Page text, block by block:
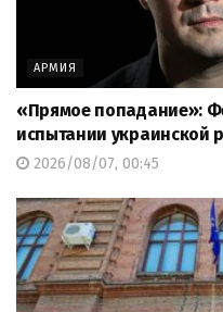
АРМИЯ
«Прямое попадание»:
испытании украинской
2026/08/07, 00:45